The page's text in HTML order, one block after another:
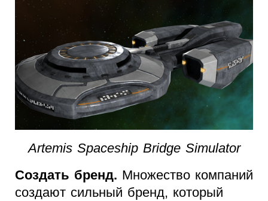
Artemis Spaceship Bridge Simulator
Создать бренд. Множество компаний
создают сильный бренд, который